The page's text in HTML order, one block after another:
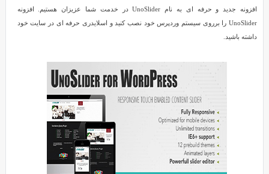
افزونه جدید و حرفه ای به نام UnoSlider در خدمت شما عزیزان هستیم. افزونه
UnoSlider را برروی سیستم وردپرس خود نصب کنید و اسلایدری حرفه ای در سایت خود
داشته باشید.